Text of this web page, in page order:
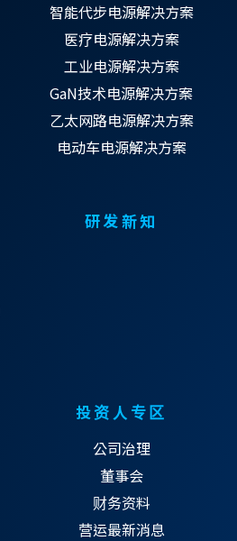
智能代步电源解决方案
医疗电源解决方案
工业电源解决方案
GaN技术电源解决方案
乙太网路电源解决方案
电动车电源解决方案
研发新知
投资人专区
公司治理
董事会
财务资料
营运最新消息